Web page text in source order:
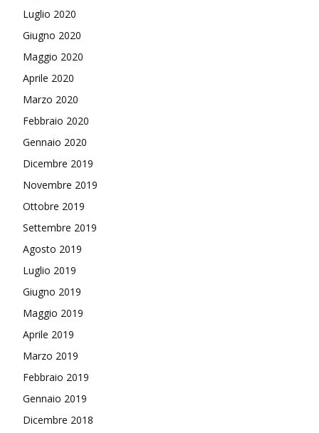
Luglio 2020
Giugno 2020
Maggio 2020
Aprile 2020
Marzo 2020
Febbraio 2020
Gennaio 2020
Dicembre 2019
Novembre 2019
Ottobre 2019
Settembre 2019
Agosto 2019
Luglio 2019
Giugno 2019
Maggio 2019
Aprile 2019
Marzo 2019
Febbraio 2019
Gennaio 2019
Dicembre 2018